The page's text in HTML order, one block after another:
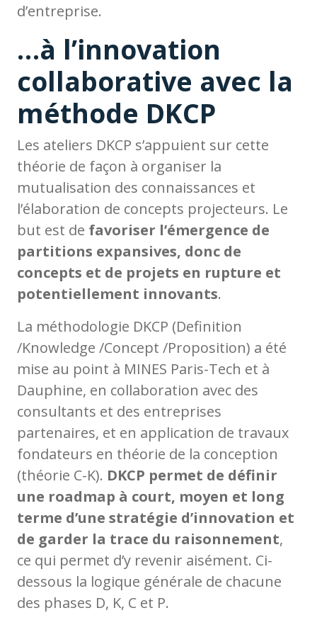
d’entreprise.
…à l’innovation
collaborative avec la
méthode DKCP
Les ateliers DKCP s’appuient sur cette
théorie de façon à organiser la
mutualisation des connaissances et
l’élaboration de concepts projecteurs. Le
but est de favoriser l’émergence de
partitions expansives, donc de
concepts et de projets en rupture et
potentiellement innovants.
La méthodologie DKCP (Definition
/Knowledge /Concept /Proposition) a été
mise au point à MINES Paris-Tech et à
Dauphine, en collaboration avec des
consultants et des entreprises
partenaires, et en application de travaux
fondateurs en théorie de la conception
(théorie C-K). DKCP permet de définir
une roadmap à court, moyen et long
terme d’une stratégie d’innovation et
de garder la trace du raisonnement,
ce qui permet d’y revenir aisément. Ci-
dessous la logique générale de chacune
des phases D, K, C et P.